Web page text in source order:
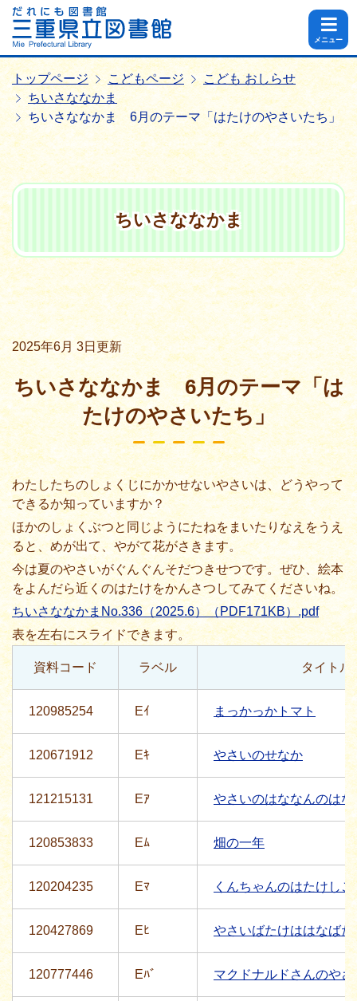
メニュー
トップページ こどもページ
こども おしらせ
ちいさななかま
ちいさななかま 6月のテーマ「はたけのやさいたち」
ちいさななかま
2025年6月 3日更新
ちいさななかま 6月のテーマ「は
たけのやさいたち」
わたしたちのしょくじにかかせないやさいは、どうやって
できるか知っていますか？
ほかのしょくぶつと同じようにたねをまいたりなえをうえ
ると、めが出て、やがて花がさきます。
今は夏のやさいがぐんぐんそだつきせつです。ぜひ、絵本
をよんだら近くのはたけをかんさつしてみてくださいね。
ちいさななかまNo.336（2025.6）（PDF171KB）.pdf
資料コード ラベル タイトル
120985254 Eｲ まっかっかトマト
120671912 Eｷ やさいのせなか
121215131 Eｱ やさいのはななんのはな
120853833 Eﾑ 畑の一年
120204235 Eﾏ くんちゃんのはたけしご
120427869 Eﾋ やさいばたけははなばた
120777446 Eﾊﾞ マクドナルドさんのや